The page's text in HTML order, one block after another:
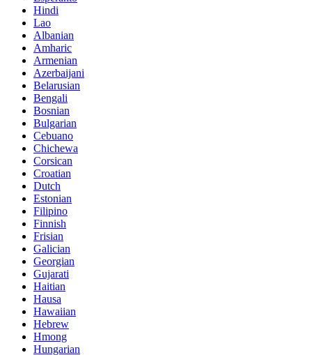
Hindi
Lao
Albanian
Amharic
Armenian
Azerbaijani
Belarusian
Bengali
Bosnian
Bulgarian
Cebuano
Chichewa
Corsican
Croatian
Dutch
Estonian
Filipino
Finnish
Frisian
Galician
Georgian
Gujarati
Haitian
Hausa
Hawaiian
Hebrew
Hmong
Hungarian